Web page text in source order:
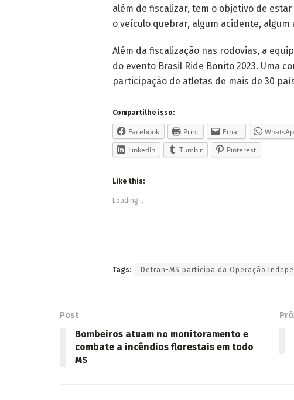
além de fiscalizar, tem o objetivo de
o veículo quebrar, algum acidente, algum
Além da fiscalização nas rodovias, a
do evento Brasil Ride Bonito 2023. Uma
participação de atletas de mais de 30
Compartilhe isso:
Facebook Print Email
LinkedIn
Tumblr Pinterest
Like this:
Loading...
Tags: Detran-MS participa da Operação
Post
Bombeiros atuam no monitoramento e
combate a incêndios florestais em todo
MS